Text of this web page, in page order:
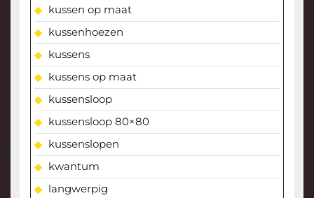
kussen op maat
kussenhoezen
kussens
kussens op maat
kussensloop
kussensloop 80×80
kussenslopen
kwantum
langwerpig